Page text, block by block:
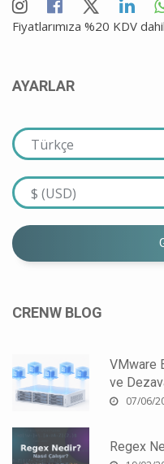
Fiyatlarımıza %20 KDV
AYARLAR
CRENW BLOG
VMware
ve
07/06/
Regex